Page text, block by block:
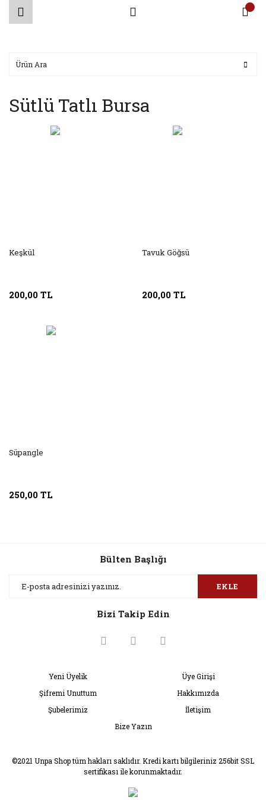
Sütlü Tatlı Bursa
Keşkül
200,00 TL
Tavuk Göğsü
200,00 TL
Süpangle
250,00 TL
Bülten Başlığı
EKLE
Bizi Takip Edin
Yeni Üyelik
Üye Girişi
Şifremi Unuttum
Hakkımızda
Şubelerimiz
İletişim
Bize Yazın
©2021 Unpa Shop tüm hakları saklıdır. Kredi kartı bilgileriniz 256bit SSL
sertifikası ile korunmaktadır.